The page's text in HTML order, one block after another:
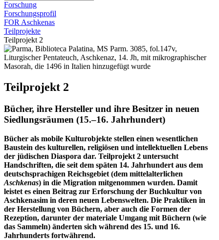
Forschung
Forschungsprofil
FOR Aschkenas
Teilprojekte
Teilprojekt 2
Teilprojekt 2
Bücher, ihre Hersteller und ihre Besitzer in neuen
Siedlungsräumen (15.–16. Jahrhundert)
Bücher als mobile Kulturobjekte stellen einen wesentlichen
Baustein des kulturellen, religiösen und intellektuellen Lebens
der jüdischen Diaspora dar. Teilprojekt 2 untersucht
Handschriften, die seit dem späten 14. Jahrhundert aus dem
deutschsprachigen Reichsgebiet (dem mittelalterlichen
Aschkenas) in die Migration mitgenommen wurden. Damit
leistet es einen Beitrag zur Erforschung der Buchkultur von
Aschkenasim in deren neuen Lebenswelten. Die Praktiken in
der Herstellung von Büchern, aber auch die Formen der
Rezeption, darunter der materiale Umgang mit Büchern (wie
das Sammeln) änderten sich während des 15. und 16.
Jahrhunderts fortwährend.